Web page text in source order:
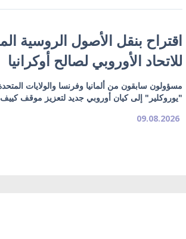
اقتراح بنقل الأصول الروسية
للاتحاد الأوروبي لصالح أوكرانيا
"يوروكلير" إلى كيان أوروبي جديد لتعزيز موقف كييف
09.08.2026